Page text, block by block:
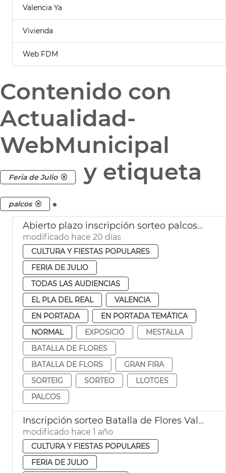
Valencia Ya
Vivienda
Web FDM
Contenido con
Actualidad-
WebMunicipal
Feria de Julio y etiqueta
palcos .
Abierto plazo inscripción sorteo palcos Batalla de Flores València
modificado hace 20 días
CULTURA Y FIESTAS POPULARES
FERIA DE JULIO
TODAS LAS AUDIENCIAS
EL PLA DEL REAL
VALENCIA
EN PORTADA
EN PORTADA TEMÁTICA
NORMAL
EXPOSICIÓ
MESTALLA
BATALLA DE FLORES
BATALLA DE FLORS
GRAN FIRA
SORTEIG
SORTEO
LLOTGES
PALCOS
Inscripción sorteo Batalla de Flores València
modificado hace 1 año
CULTURA Y FIESTAS POPULARES
FERIA DE JULIO